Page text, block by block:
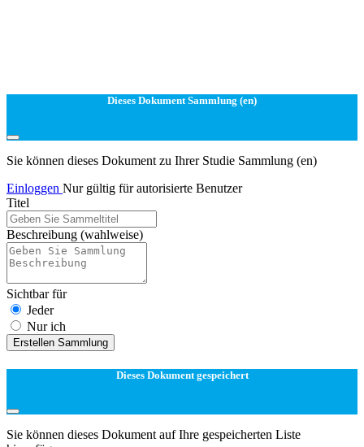
Dieses Dokument Sammlung (en)
Sie können dieses Dokument zu Ihrer Studie Sammlung (en)
Einloggen Nur gültig für autorisierte Benutzer
Titel
Beschreibung (wahlweise)
Sichtbar für
Jeder
Nur ich
Erstellen Sammlung
Dieses Dokument gespeichert
Sie können dieses Dokument auf Ihre gespeicherten Liste